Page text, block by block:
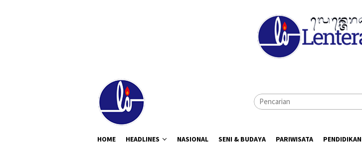
HOME HEADLINES NASIONAL SENI & BUDAYA PARIWISATA PENDIDIKAN